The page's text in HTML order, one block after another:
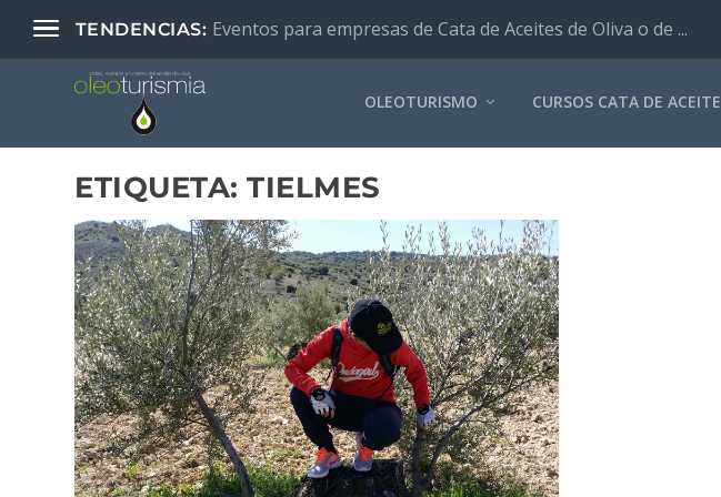
TENDENCIAS: Eventos para empresas de Cata de Aceites de Oliva o de ...
OLEOTURISMO CURSOS CATA DE ACEITE
ETIQUETA:TIELMES